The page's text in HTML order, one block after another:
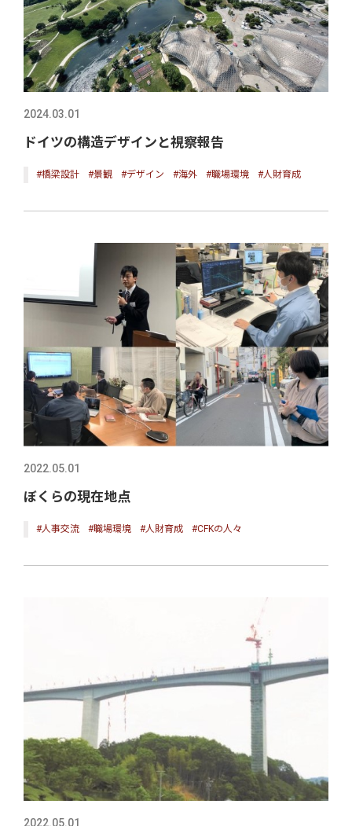
2024.03.01
ドイツの構造デザインと視察報告
#橋梁設計 #景観 #デザイン #海外 #職場環境 #人財育成
2022.05.01
ぼくらの現在地点
#人事交流 #職場環境 #人財育成 #CFKの人々
2022.05.01